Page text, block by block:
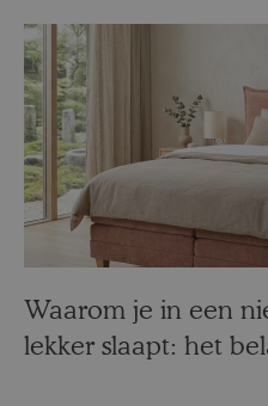
Waarom je in een
lekker slaapt: het